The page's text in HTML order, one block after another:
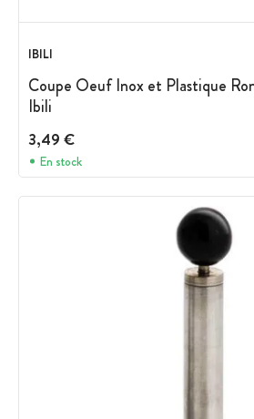
IBILI
Coupe Oeuf Inox et Plastique
Ibili
3,49 €
En stock